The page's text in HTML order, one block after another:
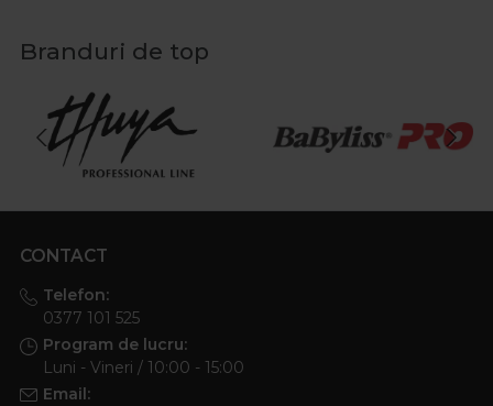
Branduri de top
CONTACT
Telefon:
0377 101 525
Program de lucru:
Luni - Vineri / 10:00 - 15:00
Email: